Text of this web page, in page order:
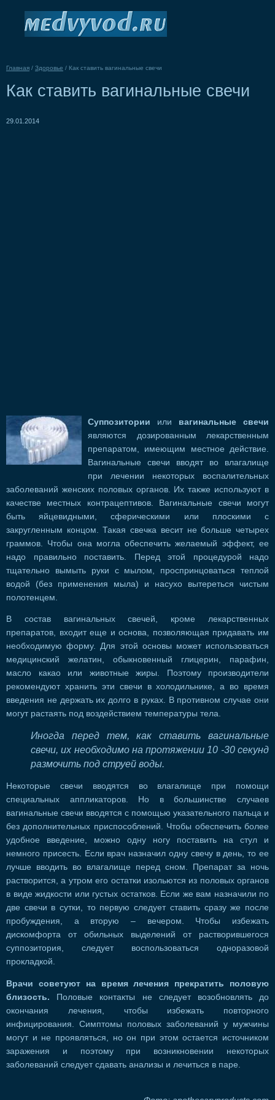
Главная / Здоровье / Как ставить вагинальные свечи
Как ставить вагинальные свечи
29.01.2014
Суппозитории или вагинальные свечи
являются дозированным лекарственным
препаратом, имеющим местное действие.
Вагинальные свечи вводят во влагалище
при лечении некоторых воспалительных
заболеваний женских половых органов. Их также используют в
качестве местных контрацептивов. Вагинальные свечи могут
быть яйцевидными, сферическими или плоскими с
закругленным концом. Такая свечка весит не больше четырех
граммов. Чтобы она могла обеспечить желаемый эффект, ее
надо правильно поставить. Перед этой процедурой надо
тщательно вымыть руки с мылом, проспринцоваться теплой
водой (без применения мыла) и насухо вытереться чистым
полотенцем.
В состав вагинальных свечей, кроме лекарственных
препаратов, входит еще и основа, позволяющая придавать им
необходимую форму. Для этой основы может использоваться
медицинский желатин, обыкновенный глицерин, парафин,
масло какао или животные жиры. Поэтому производители
рекомендуют хранить эти свечи в холодильнике, а во время
введения не держать их долго в руках. В противном случае они
могут растаять под воздействием температуры тела.
Иногда перед тем, как ставить вагинальные
свечи, их необходимо на протяжении 10 -30 секунд
размочить под струей воды.
Некоторые свечи вводятся во влагалище при помощи
специальных аппликаторов. Но в большинстве случаев
вагинальные свечи вводятся с помощью указательного пальца и
без дополнительных приспособлений. Чтобы обеспечить более
удобное введение, можно одну ногу поставить на стул и
немного присесть. Если врач назначил одну свечу в день, то ее
лучше вводить во влагалище перед сном. Препарат за ночь
растворится, а утром его остатки изольются из половых органов
в виде жидкости или густых остатков. Если же вам назначили по
две свечи в сутки, то первую следует ставить сразу же после
пробуждения, а вторую – вечером. Чтобы избежать
дискомфорта от обильных выделений от растворившегося
суппозитория, следует воспользоваться одноразовой
прокладкой.
Врачи советуют на время лечения прекратить половую
близость. Половые контакты не следует возобновлять до
окончания лечения, чтобы избежать повторного
инфицирования. Симптомы половых заболеваний у мужчины
могут и не проявляться, но он при этом остается источником
заражения и поэтому при возникновении некоторых
заболеваний следует сдавать анализы и лечиться в паре.